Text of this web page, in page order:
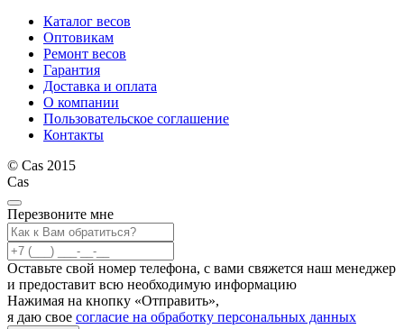
Каталог весов
Оптовикам
Ремонт весов
Гарантия
Доставка и оплата
О компании
Пользовательское соглашение
Контакты
© Cas 2015
Cas
Перезвоните мне
Оставьте свой номер телефона, с вами свяжется наш менеджер
и предоставит всю необходимую информацию
Нажимая на кнопку «Отправить»,
я даю свое согласие на обработку персональных данных